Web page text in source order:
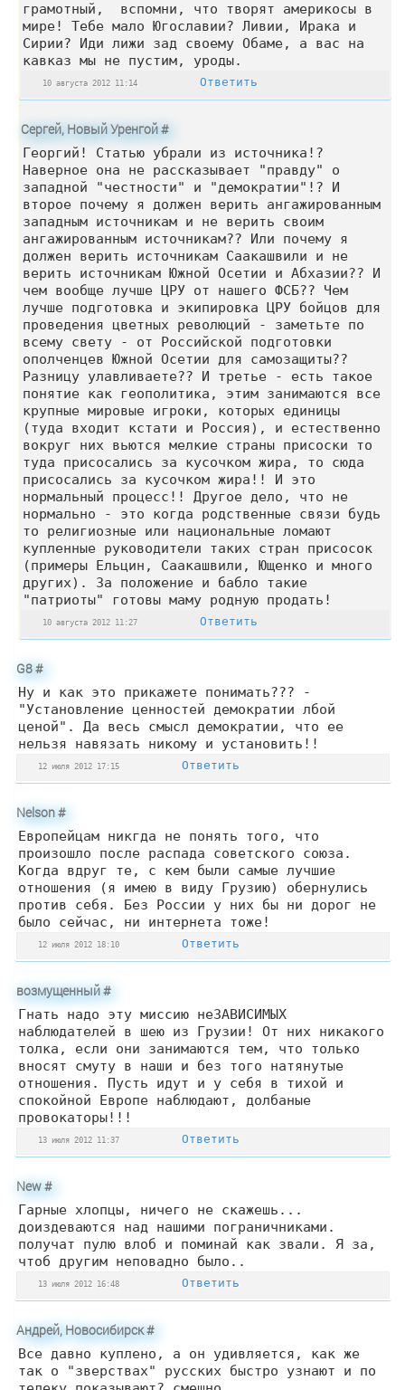
грамотный, вспомни, что творят америкосы в
мире! Тебе мало Югославии? Ливии, Ирака и
Сирии? Иди лижи зад своему Обаме, а вас на
кавказ мы не пустим, уроды.
10 августа 2012 11:14 Ответить
Сергей, Новый Уренгой#
Георгий! Статью убрали из источника!?
Наверное она не рассказывает "правду" о
западной "честности" и "демократии"!? И
второе почему я должен верить ангажированным
западным источникам и не верить своим
ангажированным источникам?? Или почему я
должен верить источникам Саакашвили и не
верить источникам Южной Осетии и Абхазии?? И
чем вообще лучше ЦРУ от нашего ФСБ?? Чем
лучше подготовка и экипировка ЦРУ бойцов для
проведения цветных революций - заметьте по
всему свету - от Российской подготовки
ополченцев Южной Осетии для самозащиты??
Разницу улавливаете?? И третье - есть такое
понятие как геополитика, этим занимаются все
крупные мировые игроки, которых единицы
(туда входит кстати и Россия), и естественно
вокруг них вьются мелкие страны присоски то
туда присосались за кусочком жира, то сюда
присосались за кусочком жира!! И это
нормальный процесс!! Другое дело, что не
нормально - это когда родственные связи будь
то религиозные или национальные ломают
купленные руководители таких стран присосок
(примеры Ельцин, Саакашвили, Ющенко и много
других). За положение и бабло такие
"патриоты" готовы маму родную продать!
10 августа 2012 11:27 Ответить
G8#
Ну и как это прикажете понимать??? -
"Установление ценностей демократии лбой
ценой". Да весь смысл демократии, что ее
нельзя навязать никому и установить!!
12 июля 2012 17:15 Ответить
Nelson#
Европейцам никгда не понять того, что
произошло после распада советского союза.
Когда вдруг те, с кем были самые лучшие
отношения (я имею в виду Грузию) обернулись
против себя. Без России у них бы ни дорог не
было сейчас, ни интернета тоже!
12 июля 2012 18:10 Ответить
возмущенный#
Гнать надо эту миссию неЗАВИСИМЫХ
наблюдателей в шею из Грузии! От них никакого
толка, если они занимаются тем, что только
вносят смуту в наши и без того натянутые
отношения. Пусть идут и у себя в тихой и
спокойной Европе наблюдают, долбаные
провокаторы!!!
13 июля 2012 11:37 Ответить
New#
Гарные хлопцы, ничего не скажешь...
доиздеваются над нашими пограничниками.
получат пулю влоб и поминай как звали. Я за,
чтоб другим неповадно было..
13 июля 2012 16:48 Ответить
Андрей, Новосибирск#
Все давно куплено, а он удивляется, как же
так о "зверствах" русских быстро узнают и по